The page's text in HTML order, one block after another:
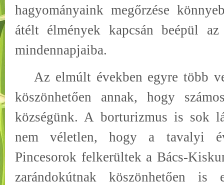
hagyományaink megőrzése
átélt élmények kapcsán beépül
mindennapjaiba.
Az elmúlt években egyre több
köszönhetően annak, hogy
községünk. A borturizmus is sok
nem véletlen, hogy a tavalyi
Pincesorok felkerültek a Bács-
zarándokútnak köszönhetően is